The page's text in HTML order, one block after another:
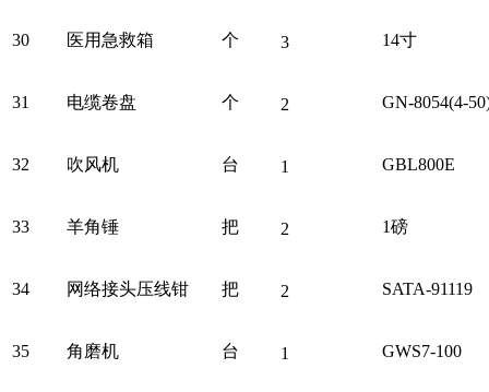
30 医用急救箱 个 3 14寸
31 电缆卷盘 个 2 GN-8054(4-
32 吹风机 台 1 GBL800E
33 羊角锤 把 2 1磅
34 网络接头压线钳 把 2 SATA-91119
35 角磨机 台 1 GWS7-100